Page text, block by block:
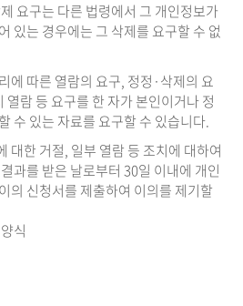
요구는 다른 법령에서 그 개인정보가
있는 경우에는 그 삭제를 요구할 수 없
에 따른 열람의 요구, 정정·삭제의 요
열람 등 요구를 한 자가 본인이거나 정
수 있는 자료를 요구할 수 있습니다.
대한 거절, 일부 열람 등 조치에 대하여
과를 받은 날로부터 30일 이내에 개인
의 신청서를 제출하여 이의를 제기할
식